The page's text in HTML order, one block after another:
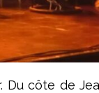
côte de